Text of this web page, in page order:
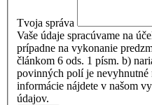
Tvoja správa
Vaše údaje spracúvame na
prípadne na vykonanie
článkom 6 ods. 1 písm. b)
povinných polí je nevyhnutné
informácie nájdete v našom
údajov.